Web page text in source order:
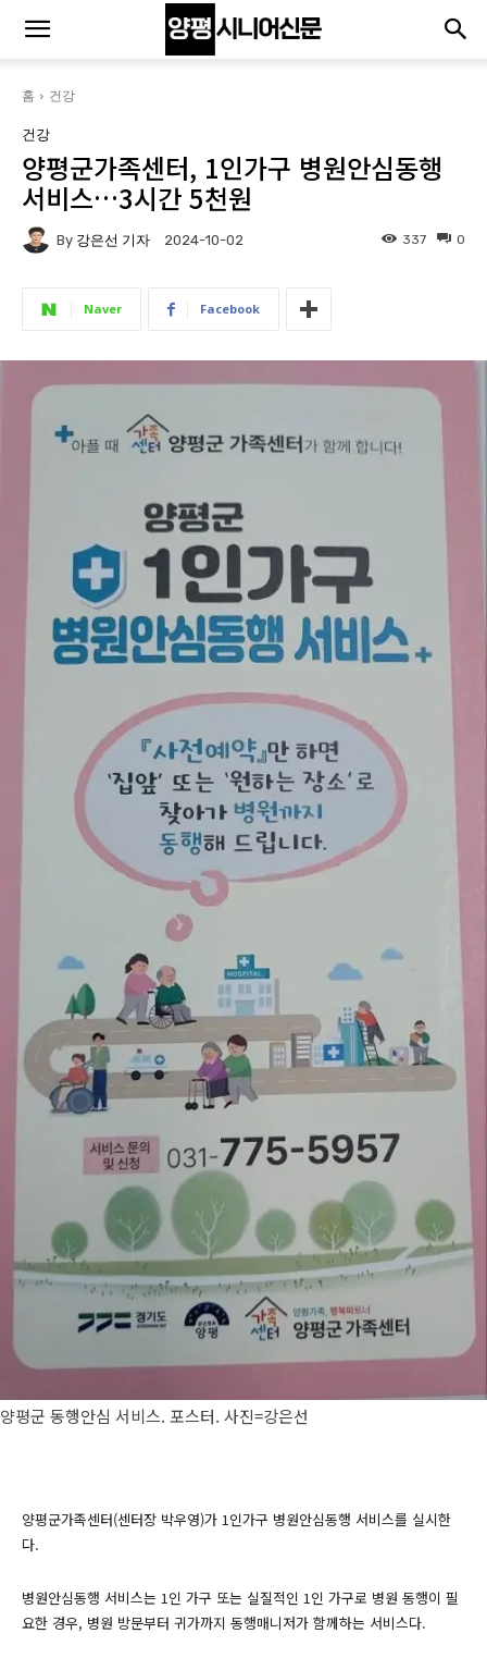
홈 건강
건강
양평군가족센터, 1인가구 병원안심동행
서비스…3시간 5천원
By 강은선 기자 2024-10-02 0
337
Naver Facebook
양평군 동행안심 서비스. 포스터. 사진=강은선
양평군가족센터(센터장 박우영)가 1인가구 병원안심동행 서비스를 실시한
다.
병원안심동행 서비스는 1인 가구 또는 실질적인 1인 가구로 병원 동행이 필
요한 경우, 병원 방문부터 귀가까지 동행매니저가 함께하는 서비스다.